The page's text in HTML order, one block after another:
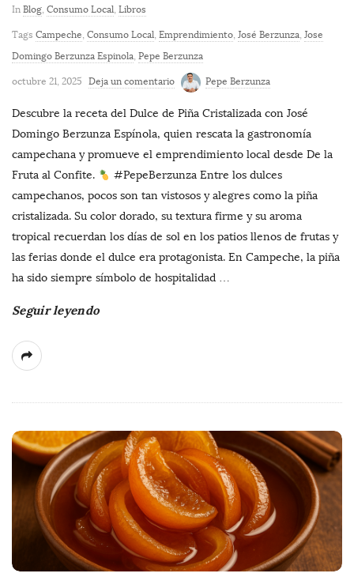
In Blog, Consumo Local, Libros
Tags Campeche, Consumo Local, Emprendimiento, José Berzunza, Jose
Domingo Berzunza Espinola, Pepe Berzunza
octubre 21, 2025 Deja un comentario Pepe Berzunza
Descubre la receta del Dulce de Piña Cristalizada con José
Domingo Berzunza Espínola, quien rescata la gastronomía
campechana y promueve el emprendimiento local desde De la
Fruta al Confite.
#PepeBerzunza Entre los dulces
campechanos, pocos son tan vistosos y alegres como la piña
cristalizada. Su color dorado, su textura firme y su aroma
tropical recuerdan los días de sol en los patios llenos de frutas y
las ferias donde el dulce era protagonista. En Campeche, la piña
ha sido siempre símbolo de hospitalidad …
Seguir leyendo